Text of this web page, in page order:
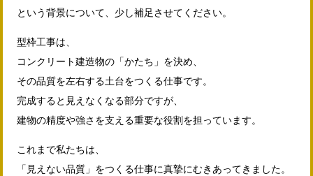
という背景について、少し補足させてください。
型枠工事は、
コンクリート建造物の「かたち」を決め、
その品質を左右する土台をつくる仕事です。
完成すると見えなくなる部分ですが、
建物の精度や強さを支える重要な役割を担っています。
これまで私たちは、
「見えない品質」をつくる仕事に真摯にむきあってきました。